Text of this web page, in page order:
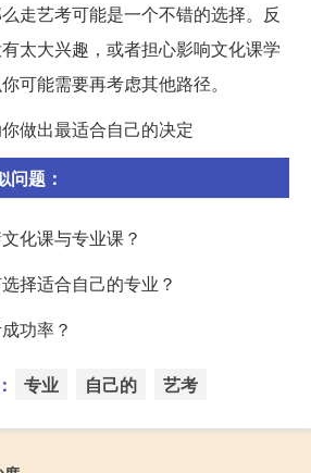
走艺考可能是一个不错的选择。反
太大兴趣，或者担心影响文化课学
可能需要再考虑其他路径。
做出最适合自己的决定
问题：
化课与专业课？
择适合自己的专业？
功率？
专业 自己的 艺考